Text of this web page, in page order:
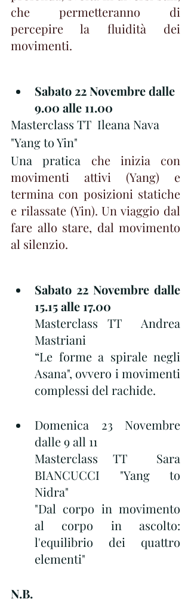
che permetteranno di
percepire la fluidità dei
movimenti.
Sabato 22 Novembre dalle
9.00 alle 11.00
Masterclass TT  Ileana Nava
"Yang to Yin"
Una pratica che inizia con
movimenti attivi (Yang) e
termina con posizioni statiche
e rilassate (Yin). Un viaggio dal
fare allo stare, dal movimento
al silenzio.
Sabato 22 Novembre dalle
15.15 alle 17.00
Masterclass TT  Andrea
Mastriani
“Le forme a spirale negli
Asana", ovvero i movimenti
complessi del rachide.
Domenica 23 Novembre
dalle 9 all 11
Masterclass TT  Sara
BIANCUCCI "Yang to
Nidra"
"Dal corpo in movimento
al corpo in ascolto:
l'equilibrio dei quattro
elementi"
N.B.